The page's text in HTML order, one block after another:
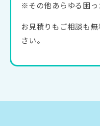
※その他あらゆる困っ
お見積りもご相談も
さい。